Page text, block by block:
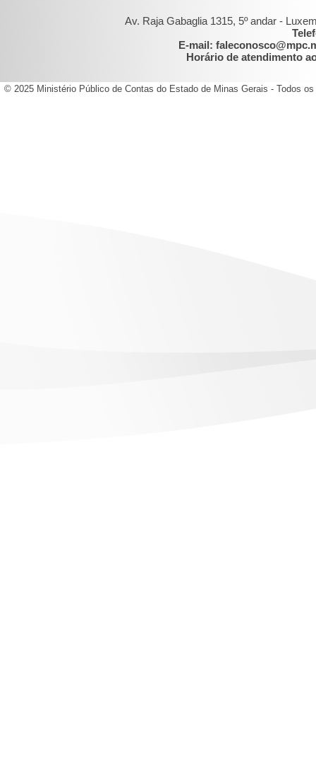
Av. Raja Gabaglia 1315, 5º andar -
E-mail:
Horário de atendimento
© 2025 Ministério Público de Contas do Estado de Minas Gerais - Todos